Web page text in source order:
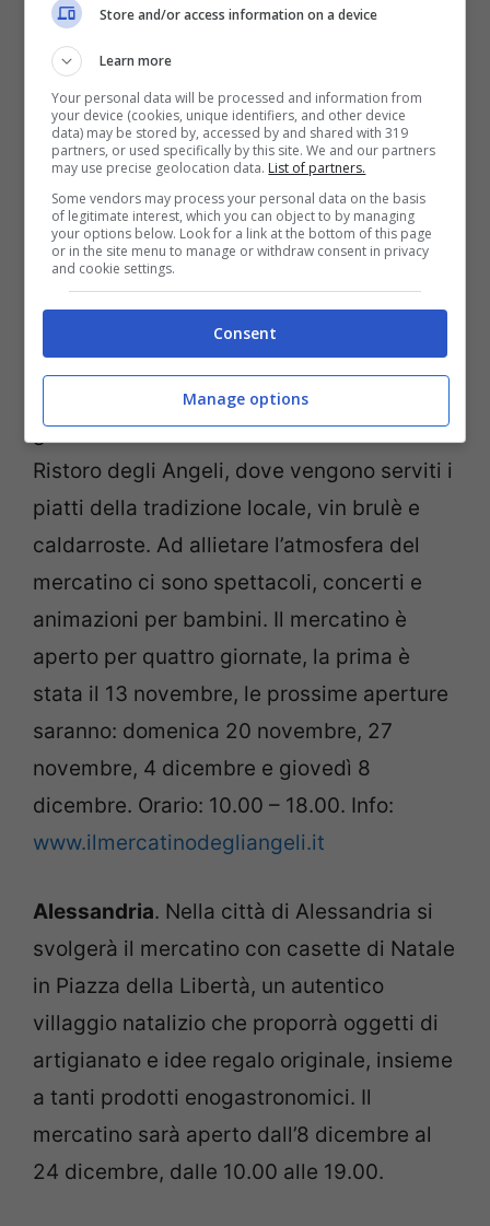
martedì 20 dicembre, dalle ore 13.30 alle
22.
Sordevolo . In questo comune in provincia
di Biella si tiene ilMercatino degli Angeli
Qui ad accogliere i visitatori tra, casette in
legno, stand e bancarelle ci sono grandi
statue di angeli in bambù, tra le vie e le
piazzette illuminate. Il mercatino propone
oggetti di artigianato, giocattoli,
decorazioni natalizie e tanti prodotti
gastronomici. C’è anche lo stand ristorante
Ristoro degli Angeli, dove vengono serviti i
piatti della tradizione locale, vin brulè e
caldarroste. Ad allietare l’atmosfera del
mercatino ci sono spettacoli, concerti e
animazioni per bambini. Il mercatino è
aperto per quattro giornate, la prima è
stata il 13 novembre, le prossime aperture
saranno: domenica 20 novembre, 27
novembre, 4 dicembre e giovedì 8
dicembre. Orario: 10.00 – 18.00. Info:
www.ilmercatinodegliangeli.it
Alessandria. Nella città di Alessandria si
svolgerà il mercatino con casette di Natale
in Piazza della Libertà, un autentico
villaggio natalizio che proporrà oggetti di
artigianato e idee regalo originale, insieme
a tanti prodotti enogastronomici. Il
mercatino sarà aperto dall’8 dicembre al
24 dicembre, dalle 10.00 alle 19.00.
Store and/or access information on a device
Learn more
Your personal data will be processed and information from
your device (cookies, unique identifiers, and other device
data) may be stored by, accessed by and shared with 319
partners, or used specifically by this site. We and our partners
may use precise geolocation data. List of partners.
Some vendors may process your personal data on the basis
of legitimate interest, which you can object to by managing
your options below. Look for a link at the bottom of this page
or in the site menu to manage or withdraw consent in privacy
and cookie settings.
Consent
Manage options